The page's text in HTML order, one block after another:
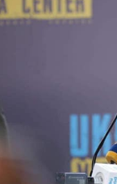
НОВИНИ
КУЛЬТУРИ
УГКЦ/РКЦ
читання УГКЦ